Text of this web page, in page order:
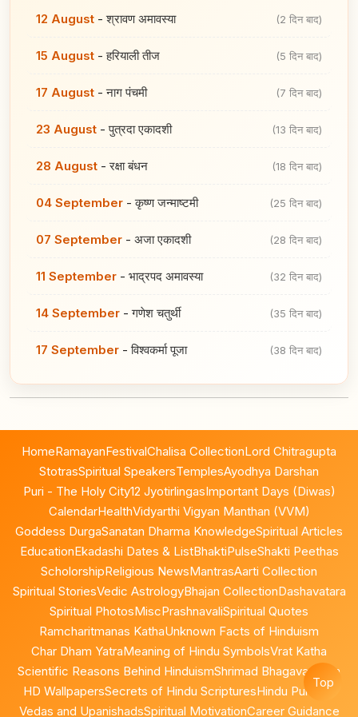
12 August -श्रावण अमावस्या (2 दिन बाद)
15 August -हरियाली तीज (5 दिन बाद)
17 August -नाग पंचमी (7 दिन बाद)
23 August -पुत्रदा एकादशी (13 दिन बाद)
28 August -रक्षा बंधन (18 दिन बाद)
04 September -कृष्ण जन्माष्टमी (25 दिन बाद)
07 September - अजा एकादशी (28 दिन बाद)
11 September - भाद्रपद अमावस्या (32 दिन बाद)
14 September -गणेश चतुर्थी (35 दिन बाद)
17 September -विश्वकर्मा पूजा (38 दिन बाद)
HomeRamayanFestivalChalisa CollectionLord Chitragupta
StotrasSpiritual SpeakersTemplesAyodhya Darshan
Puri - The Holy City12 JyotirlingasImportant Days (Diwas)
CalendarHealthVidyarthi Vigyan Manthan (VVM)
Goddess DurgaSanatan Dharma KnowledgeSpiritual Articles
EducationEkadashi Dates & ListBhaktiPulseShakti Peethas
ScholorshipReligious NewsMantrasAarti Collection
Spiritual StoriesVedic AstrologyBhajan CollectionDashavatara
Spiritual PhotosMiscPrashnavaliSpiritual Quotes
Ramcharitmanas KathaUnknown Facts of Hinduism
Char Dham YatraMeaning of Hindu SymbolsVrat Katha
Scientific Reasons Behind HinduismShrimad Bhagavad Gita
HD WallpapersSecrets of Hindu ScripturesHindu Puranas
Vedas and UpanishadsSpiritual MotivationCareer Guidance
Top